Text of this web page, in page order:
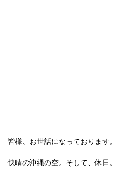
皆様、お世話になっております。
快晴の沖縄の空。そして、休日。